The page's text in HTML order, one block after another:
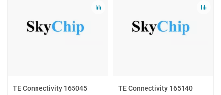
TE Connectivity 165045 TE Connectivity 165140